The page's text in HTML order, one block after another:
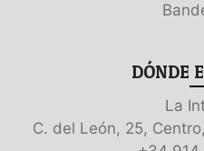
DÓNDE
La
C. del León, 25,